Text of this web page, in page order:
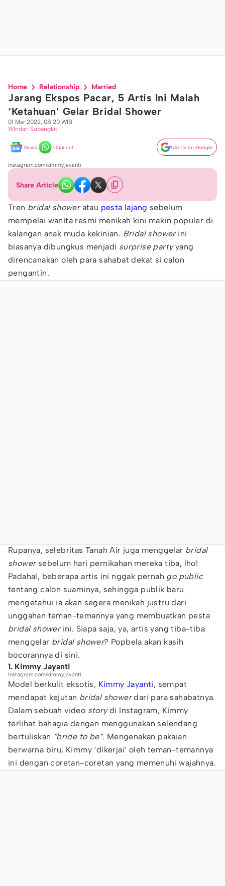
Home Relationship Married
Jarang Ekspos Pacar, 5 Artis Ini Malah
‘Ketahuan’ Gelar Bridal Shower
01 Mar 2022, 08:20 WIB
Windari Subangkit
News Channel Add Us on Google
Instagram.com/kimmyjayanti
Share Article
Tren bridal showeratau pesta lajang sebelum
mempelai wanita resmi menikah kini makin populer di
kalangan anak muda kekinian. Bridal showerini
biasanya dibungkus menjadi surprise partyyang
direncanakan oleh para sahabat dekat si calon
pengantin.
Rupanya, selebritas Tanah Air juga menggelar bridal
showersebelum hari pernikahan mereka tiba, lho!
Padahal, beberapa artis ini nggak pernah go public
tentang calon suaminya, sehingga publik baru
mengetahui ia akan segera menikah justru dari
unggahan teman-temannya yang membuatkan pesta
bridal shower ini. Siapa saja, ya, artis yang tiba-tiba
menggelar bridal shower? Popbela akan kasih
bocorannya di sini.
1. Kimmy Jayanti
Instagram.com/kimmyjayanti
Model berkulit eksotis, Kimmy Jayanti, sempat
mendapat kejutan bridal showerdari para sahabatnya.
Dalam sebuah video storydi Instagram, Kimmy
terlihat bahagia dengan menggunakan selendang
bertuliskan “bride to be”. Mengenakan pakaian
berwarna biru, Kimmy ‘dikerjai’ oleh teman-temannya
ini dengan coretan-coretan yang memenuhi wajahnya.